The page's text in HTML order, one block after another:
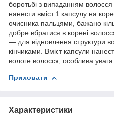
боротьбі з випаданням волосся
нанести вміст 1 капсулу на
очисника пальцями, бажано
добре вбратися в корені
— для відновлення структури
кінчиками. Вміст капсули
вологе волосся, особлива
Приховати
Характеристики